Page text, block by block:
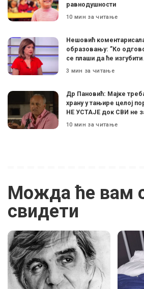
равнодушности
10 мин за читање
Нешовић
образовању: ”Ко
се плаши да ће изгубити
3 мин за читање
Др Пановић: Мајке
храну у тањире целој
НЕ УСТАЈЕ док СВИ не
10 мин за читање
Можда ће вам
свидети